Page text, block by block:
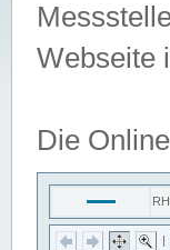
Webseite
Die